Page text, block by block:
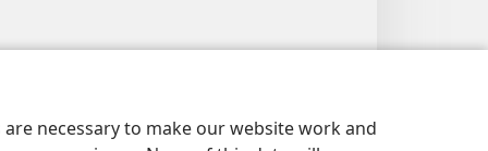
necessary to make our website work and